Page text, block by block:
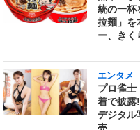
統の一杯
拉麺」を
ー、きく
エンタメ
プロ雀士
着で披露
デジタル